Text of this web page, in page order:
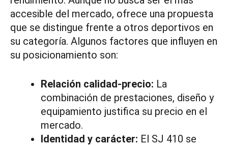
accesible del mercado, ofrece una propuesta
que se distingue frente a otros deportivos en
su categoría. Algunos factores que influyen en
su posicionamiento son:
Relación calidad-precio: La
combinación de prestaciones, diseño y
equipamiento justifica su precio en el
mercado.
Identidad y carácter: El SJ 410 se